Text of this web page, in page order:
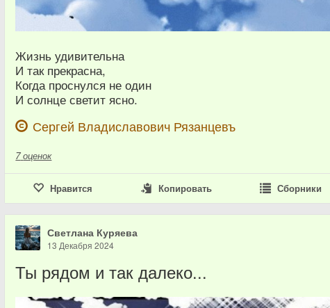
Жизнь удивительна
И так прекрасна,
Когда проснулся не один
И солнце светит ясно.
Сергей Владиславович Рязанцевъ
7 оценок
Нравится Копировать Сборники
Светлана Куряева
13 Декабря 2024
Ты рядом и так далеко...